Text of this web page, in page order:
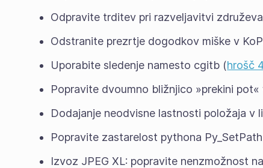
Odpravite trditev pri razveljavitvi
Odstranite prezrtje dogodkov miške v
Uporabite sledenje namesto cgitb (hrošč
Popravite dvoumno bližnjico »prekini
Dodajanje neodvisne lastnosti položaja v
Popravite zastarelost pythona
Izvoz JPEG XL: popravite nenzmožnost